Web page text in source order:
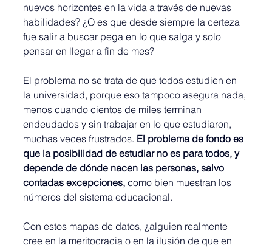
nuevos horizontes en la vida a través de nuevas
habilidades? ¿O es que desde siempre la certeza
fue salir a buscar pega en lo que salga y solo
pensar en llegar a fin de mes?
El problema no se trata de que todos estudien en
la universidad, porque eso tampoco asegura nada,
menos cuando cientos de miles terminan
endeudados y sin trabajar en lo que estudiaron,
muchas veces frustrados. El problema de fondo es
que la posibilidad de estudiar no es para todos, y
depende de dónde nacen las personas, salvo
contadas excepciones, como bien muestran los
números del sistema educacional.
Con estos mapas de datos, ¿alguien realmente
cree en la meritocracia o en la ilusión de que en